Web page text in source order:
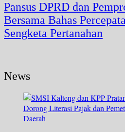
Pansus DPRD dan
Bersama Bahas
Sengketa Pertanahan
News